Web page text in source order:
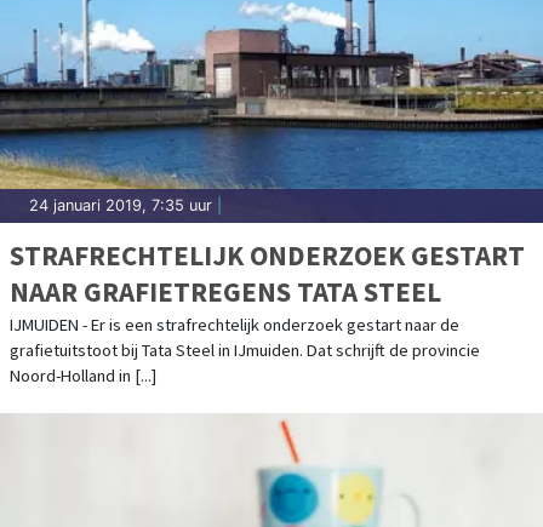
24 januari 2019, 7:35 uur
STRAFRECHTELIJK ONDERZOEK GESTART
NAAR GRAFIETREGENS TATA STEEL
IJMUIDEN - Er is een strafrechtelijk onderzoek gestart naar de
grafietuitstoot bij Tata Steel in IJmuiden. Dat schrijft de provincie
Noord-Holland in [...]